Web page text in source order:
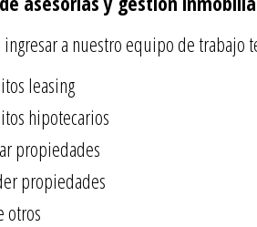
a nuestro equipo de trabajo
leasing
hipotecarios
propiedades
propiedades
otros